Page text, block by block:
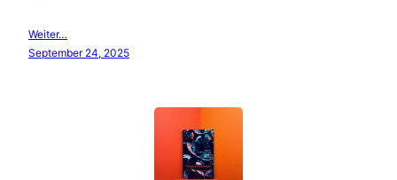
Weiter…
September 24, 2025